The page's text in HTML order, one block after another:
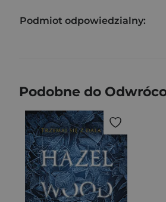
Podmiot odpowiedzialny:
Podobne do